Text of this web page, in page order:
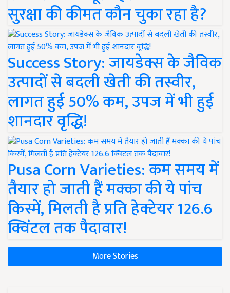
सुरक्षा की कीमत कौन चुका रहा है?
Success Story: जायडेक्स के जैविक
उत्पादों से बदली खेती की तस्वीर,
लागत हुई 50% कम, उपज में भी हुई
शानदार वृद्धि!
Pusa Corn Varieties: कम समय में
तैयार हो जाती हैं मक्का की ये पांच
किस्में, मिलती है प्रति हेक्टेयर 126.6
क्विंटल तक पैदावार!
More Stories